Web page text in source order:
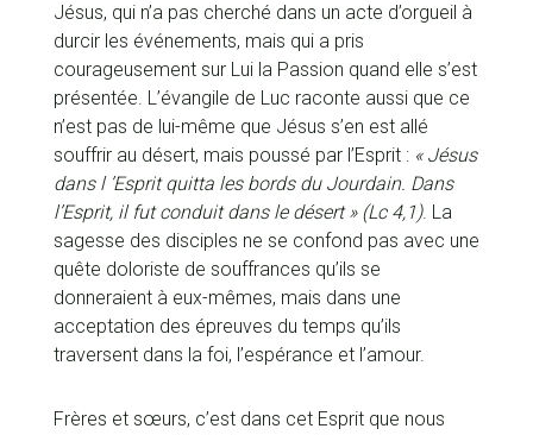
Jésus, qui n’a pas cherché dans un acte d’orgueil à
durcir les événements, mais qui a pris
courageusement sur Lui la Passion quand elle s’est
présentée. L’évangile de Luc raconte aussi que ce
n’est pas de lui-même que Jésus s’en est allé
souffrir au désert, mais poussé par l’Esprit :« Jésus
dans l ’Esprit quitta les bords du Jourdain. Dans
l’Esprit, il fut conduit dans le désert » (Lc 4,1). La
sagesse des disciples ne se confond pas avec une
quête doloriste de souffrances qu’ils se
donneraient à eux-mêmes, mais dans une
acceptation des épreuves du temps qu’ils
traversent dans la foi, l’espérance et l’amour.
Frères et sœurs, c’est dans cet Esprit que nous